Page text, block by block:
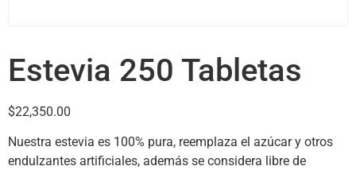
Estevia 250 Tabletas
$22,350.00
Nuestra estevia es 100% pura, reemplaza el azúcar y otros
endulzantes artificiales, además se considera libre de